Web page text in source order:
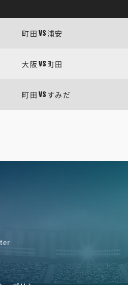
町田 VS 浦安
大阪VS 町田
町田 VS すみだ